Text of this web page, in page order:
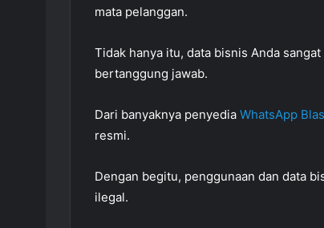
mata pelanggan.
Tidak hanya itu, data bisnis Anda
bertanggung jawab.
Dari banyaknya penyedia WhatsApp
resmi.
Dengan begitu, penggunaan dan data
ilegal.